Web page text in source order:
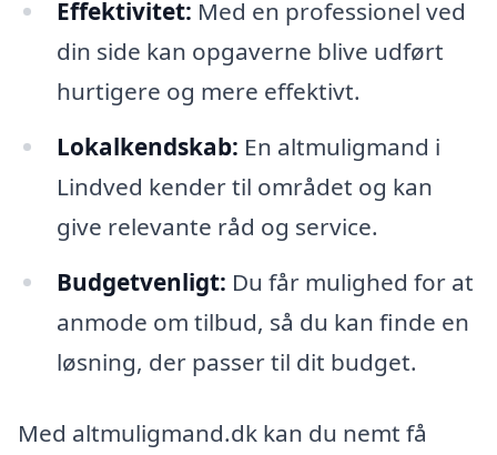
Effektivitet: Med en professionel ved
din side kan opgaverne blive udført
hurtigere og mere effektivt.
Lokalkendskab: En altmuligmand i
Lindved kender til området og kan
give relevante råd og service.
Budgetvenligt: Du får mulighed for at
anmode om tilbud, så du kan finde en
løsning, der passer til dit budget.
Med altmuligmand.dk kan du nemt få